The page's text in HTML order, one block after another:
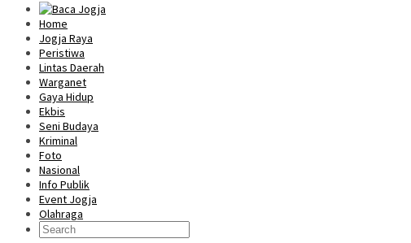
Home
Jogja Raya
Peristiwa
Lintas Daerah
Warganet
Gaya Hidup
Ekbis
Seni Budaya
Kriminal
Foto
Nasional
Info Publik
Event Jogja
Olahraga